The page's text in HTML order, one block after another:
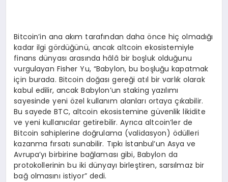
Bitcoin’in ana akım tarafından daha önce hiç olmadığı
kadar ilgi gördüğünü, ancak altcoin ekosistemiyle
finans dünyası arasında hâlâ bir boşluk olduğunu
vurgulayan Fisher Yu, “Babylon, bu boşluğu kapatmak
için burada. Bitcoin doğası gereği atıl bir varlık olarak
kabul edilir, ancak Babylon’un staking yazılımı
sayesinde yeni özel kullanım alanları ortaya çıkabilir.
Bu sayede BTC, altcoin ekosistemine güvenlik likidite
ve yeni kullanıcılar getirebilir. Ayrıca altcoin’ler de
Bitcoin sahiplerine doğrulama (validasyon) ödülleri
kazanma fırsatı sunabilir. Tıpkı İstanbul’un Asya ve
Avrupa’yı birbirine bağlaması gibi, Babylon da
protokollerinin bu iki dünyayı birleştiren, sarsılmaz bir
bağ olmasını istiyor” dedi.